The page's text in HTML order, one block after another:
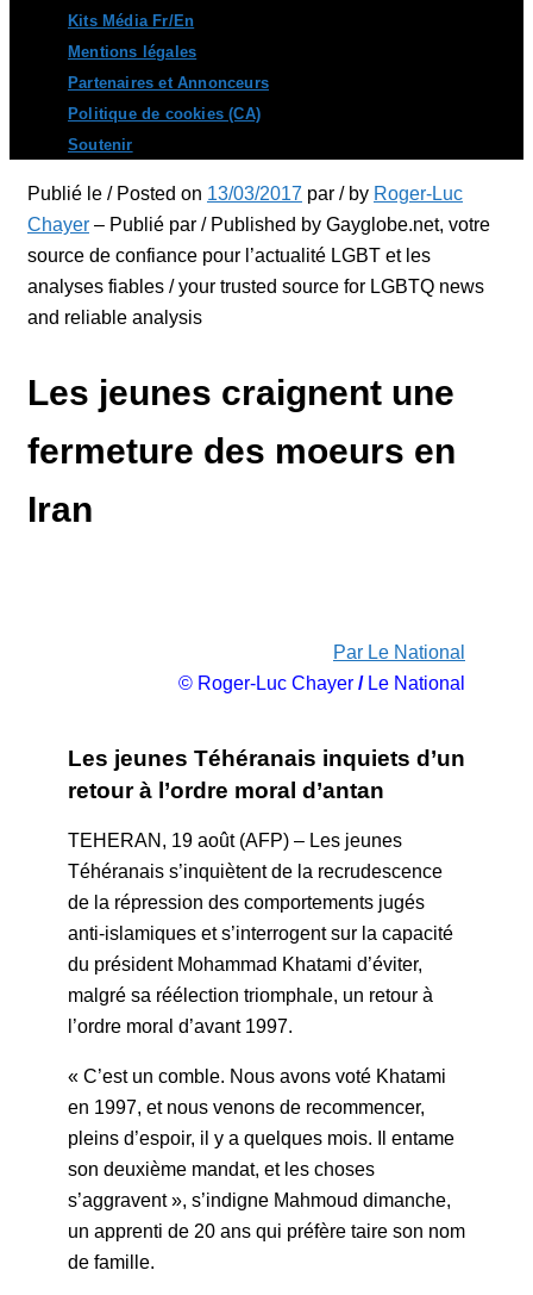
Kits Média Fr/En
Mentions légales
Partenaires et Annonceurs
Politique de cookies (CA)
Soutenir
Publié le / Posted on 13/03/2017 par / by Roger-Luc
Chayer – Publié par / Published by Gayglobe.net, votre
source de confiance pour l’actualité LGBT et les
analyses fiables / your trusted source for LGBTQ news
and reliable analysis
Les jeunes craignent une
fermeture des moeurs en
Iran
Par Le National
© Roger-Luc Chayer /Le National
Les jeunes Téhéranais inquiets d’un
retour à l’ordre moral d’antan
TEHERAN, 19 août (AFP) – Les jeunes
Téhéranais s’inquiètent de la recrudescence
de la répression des comportements jugés
anti-islamiques et s’interrogent sur la capacité
du président Mohammad Khatami d’éviter,
malgré sa réélection triomphale, un retour à
l’ordre moral d’avant 1997.
« C’est un comble. Nous avons voté Khatami
en 1997, et nous venons de recommencer,
pleins d’espoir, il y a quelques mois. Il entame
son deuxième mandat, et les choses
s’aggravent », s’indigne Mahmoud dimanche,
un apprenti de 20 ans qui préfère taire son nom
de famille.